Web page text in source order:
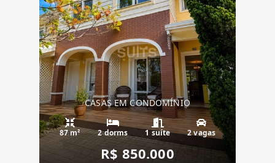
CASAS EM CONDOMÍNIO
87 m² 2 dorms 1 suíte 2 vagas
R$ 850.000